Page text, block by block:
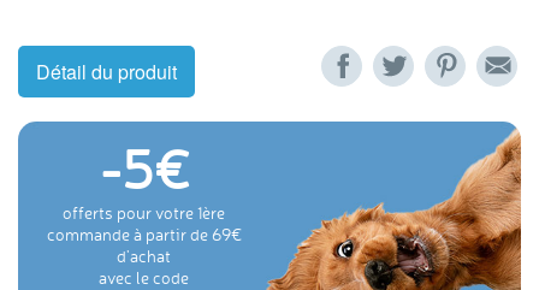
Détail du produit
-5
offerts pour votre 1ère
commande à partir de 69
d'achat
avec le code